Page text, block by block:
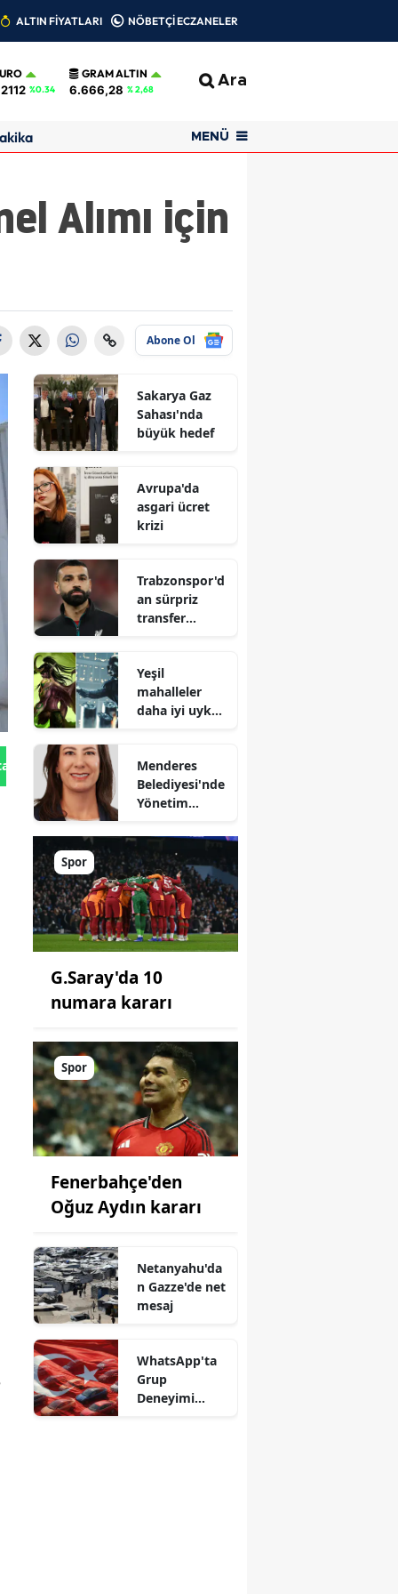
ALTIN FİYATLARI NÖBETÇİ ECZANELER
%0.34
GRAM ALTIN
6.666,28 % 2,68 Ara
MENÜ
Alımı için
Abone Ol
Gönder
Sakarya Gaz
Sahası'nda
büyük hedef
Avrupa'da
asgari ücret
krizi
Trabzonspor'd
an sürpriz
transfer
Yeşil
mahalleler
daha iyi uyku
Menderes
Belediyesi'nde
Yönetim
Spor
G.Saray'da 10
numara kararı
Spor
Fenerbahçe'den
Oğuz Aydın kararı
Netanyahu'da
n Gazze'de net
mesaj
WhatsApp'ta
Grup
Deneyimi